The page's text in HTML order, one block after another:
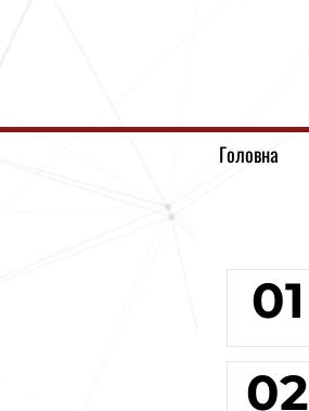
Головна
01
02